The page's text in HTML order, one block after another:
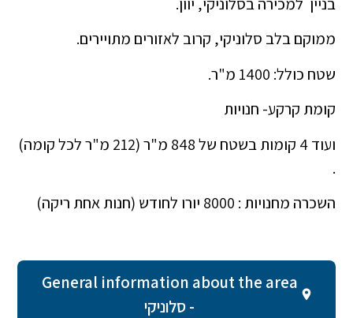
ממוקם בלב סלוניקי, קרוב לאזורים מתויירים.
שטח כולל: 1400 מ"ר.
קומת קרקע- חנויות
ועוד 4 קומות בשטח של 848 מ"ר (212 מ"ר לכל קומה)
.
השכרה מחנויות : 8000 יורו לחודש (חנות אחת ריקה)
General information about the area
- סלוניקי